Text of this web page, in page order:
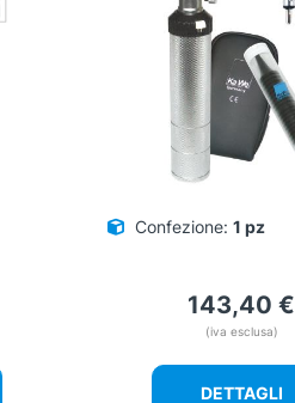
Confezione: 1 pz
143,40€
(iva esclusa)
DETTAGLI